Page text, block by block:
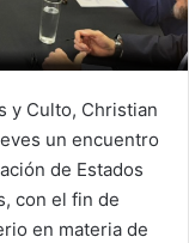
y Culto, Christian
un encuentro
de Estados
con el fin de
en materia de